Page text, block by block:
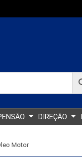
DIREÇÃO
Motor